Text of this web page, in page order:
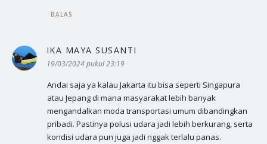
BALAS
IKA MAYA SUSANTI
19/03/2024 pukul 23:19
Andai saja ya kalau Jakarta itu bisa seperti Singapura
atau Jepang di mana masyarakat lebih banyak
mengandalkan moda transportasi umum dibandingkan
pribadi. Pastinya polusi udara jadi lebih berkurang, serta
kondisi udara pun juga jadi nggak terlalu panas.